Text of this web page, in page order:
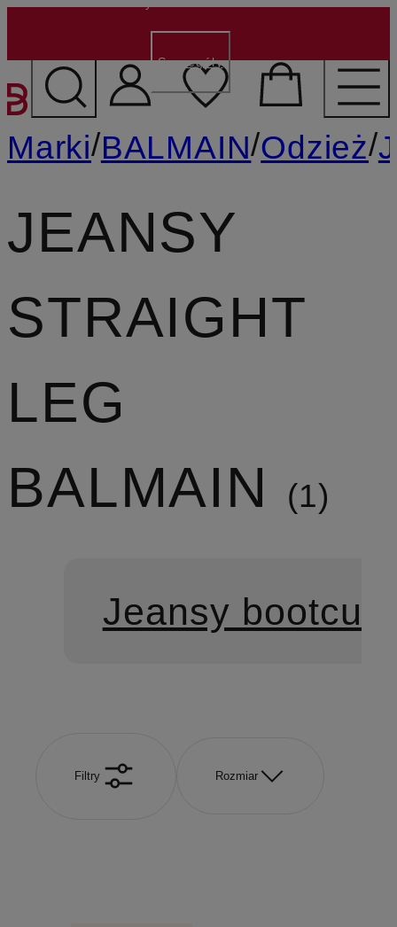
PRZEJDŹ DO GŁÓWNEJ
Szczegóły
Marki/BALMAIN/Odzież/
JEANSY
STRAIGHT
LEG
BALMAIN
1
Jeansy bootcut
Filtry Rozmiar